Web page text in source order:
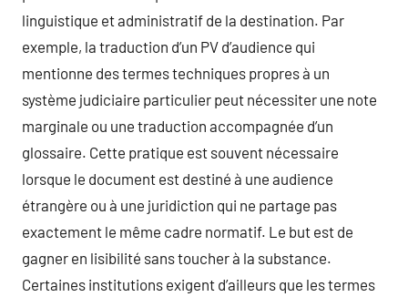
linguistique et administratif de la destination. Par
exemple, la traduction d’un PV d’audience qui
mentionne des termes techniques propres à un
système judiciaire particulier peut nécessiter une note
marginale ou une traduction accompagnée d’un
glossaire. Cette pratique est souvent nécessaire
lorsque le document est destiné à une audience
étrangère ou à une juridiction qui ne partage pas
exactement le même cadre normatif. Le but est de
gagner en lisibilité sans toucher à la substance.
Certaines institutions exigent d’ailleurs que les termes